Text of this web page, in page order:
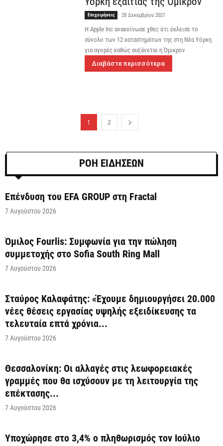
Επιχειρήσεις 28 Δεκεμβρίου 2021
Η Apple Inc ανακοίνωσε χθες ότι έκλεισε το
σύνολο των 12 καταστημάτων της στη Νέα Υόρκη
για αγορές καθώς αυξάνεται η Όμικρον
Διαβάστε περισσότερα
1 2
ΡΟΗ ΕΙΔΗΣΕΩΝ
Επένδυση του EFA GROUP στη Fractal
7 Αυγούστου 2026
Όμιλος Fourlis: Συμφωνία για την πώληση
συμμετοχής στο Sofia South Ring Mall
7 Αυγούστου 2026
Σταύρος Καλαφάτης: «Έχουμε δημιουργήσει 20.000
νέες θέσεις εργασίας υψηλής εξειδίκευσης τα
τελευταία επτά χρόνια...
7 Αυγούστου 2026
Θεσσαλονίκη: Οι αλλαγές στις λεωφορειακές
γραμμές που θα ισχύσουν με τη λειτουργία της
επέκτασης...
7 Αυγούστου 2026
Υποχώρησε στο 3,4% ο πληθωρισμός τον Ιούλιο